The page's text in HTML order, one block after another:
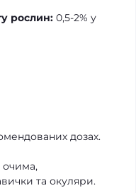
рослин: 0,5-2% у
дозах.
очима,
та окуляри.